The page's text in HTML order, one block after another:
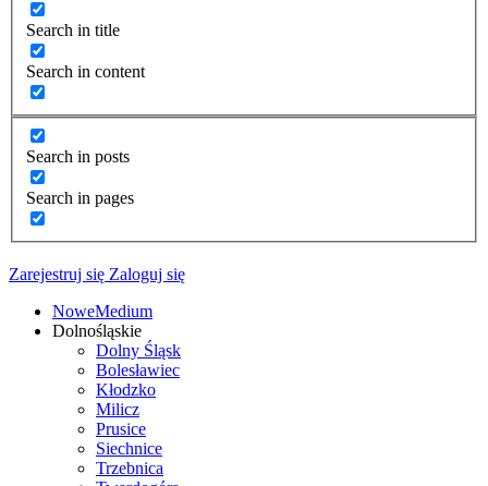
Search in title
Search in content
Search in posts
Search in pages
Zarejestruj się Zaloguj się
NoweMedium
Dolnośląskie
Dolny Śląsk
Bolesławiec
Kłodzko
Milicz
Prusice
Siechnice
Trzebnica